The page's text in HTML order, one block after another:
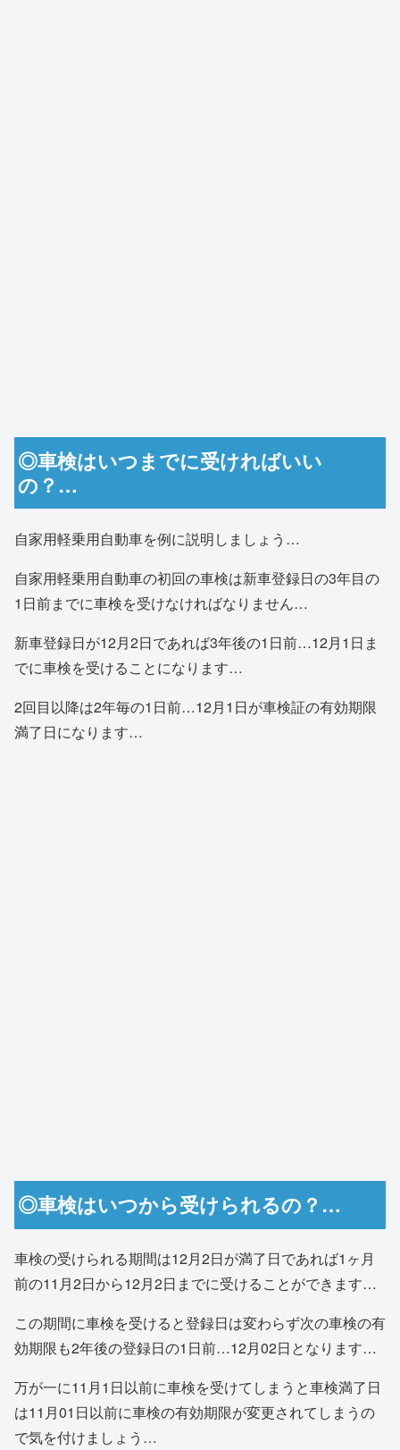
◎車検はいつまでに受ければいい
の？…
自家用軽乗用自動車を例に説明しましょう…
自家用軽乗用自動車の初回の車検は新車登録日の3年目の
1日前までに車検を受けなければなりません…
新車登録日が12月2日であれば3年後の1日前…12月1日ま
でに車検を受けることになります…
2回目以降は2年毎の1日前…12月1日が車検証の有効期限
満了日になります…
◎車検はいつから受けられるの？…
車検の受けられる期間は12月2日が満了日であれば1ヶ月
前の11月2日から12月2日までに受けることができます…
この期間に車検を受けると登録日は変わらず次の車検の有
効期限も2年後の登録日の1日前…12月02日となります…
万が一に11月1日以前に車検を受けてしまうと車検満了日
は11月01日以前に車検の有効期限が変更されてしまうの
で気を付けましょう…